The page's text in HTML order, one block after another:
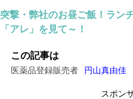
突撃・弊社のお昼ご飯！ラン
「アレ」を見て～！
この記事は
医薬品登録販売者 円山真由佳
スポン